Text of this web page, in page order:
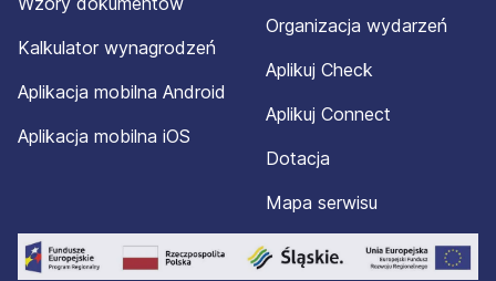
Kalkulator wynagrodzeń
Aplikacja mobilna Android
Aplikacja mobilna iOS
Organizacja wydarzeń
Aplikuj Check
Aplikuj Connect
Dotacja
Mapa serwisu